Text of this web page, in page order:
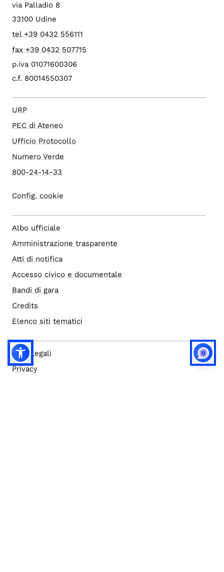
via Palladio 8
33100 Udine
tel +39 0432 556111
fax +39 0432 507715
p.iva 01071600306
c.f. 80014550307
URP
PEC di Ateneo
Ufficio Protocollo
Numero Verde
800-24-14-33
Config. cookie
Albo ufficiale
Amministrazione trasparente
Atti di notifica
Accesso civico e documentale
Bandi di gara
Credits
Elenco siti tematici
Note legali
Privacy